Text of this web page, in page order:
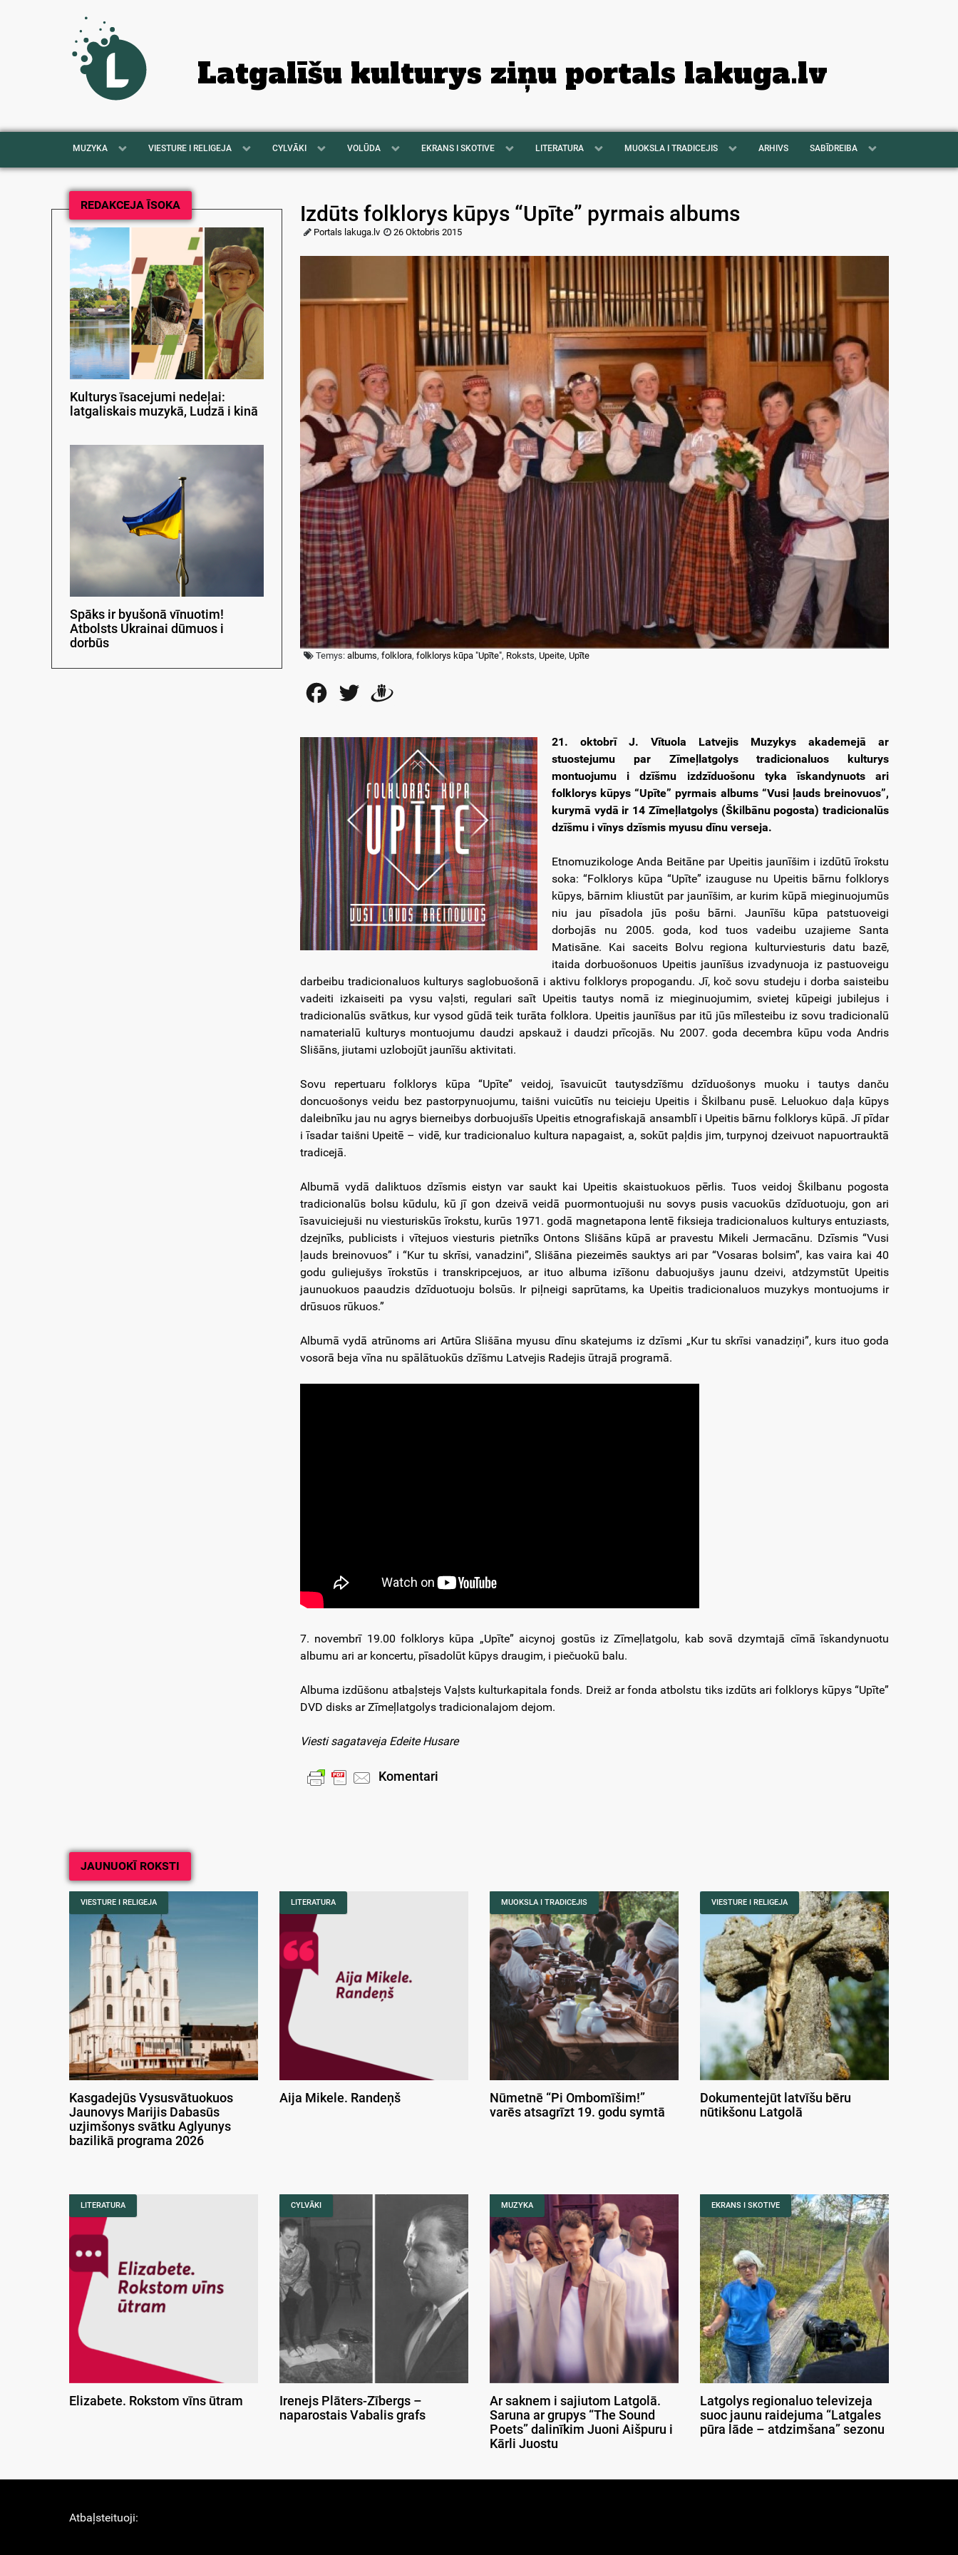
Latgalīšu kulturys ziņu portals lakuga.lv
MUZYKA VIESTURE I RELIGEJA CYLVĀKI VOLŪDA EKRANS I SKOTIVE LITERATURA MUOKSLA I TRADICEJIS ARHIVS SABĪDREIBA
REDAKCEJA ĪSOKA
Kulturys īsacejumi nedeļai:
latgaliskais muzykā, Ludzā i kinā
Spāks ir byušonā vīnuotim!
Atbolsts Ukrainai dūmuos i
dorbūs
Izdūts folklorys kūpys “Upīte” pyrmais albums
Portals lakuga.lv 26 Oktobris 2015
Temys: albums, folklora, folklorys kūpa "Upīte", Roksts, Upeite, Upīte
FacebookTwitter
21. oktobrī J. Vītuola Latvejis Muzykys akademejā ar
stuostejumu par Zīmeļlatgolys tradicionaluos kulturys
montuojumu i dzīšmu izdzīduošonu tyka īskandynuots ari
folklorys kūpys “Upīte” pyrmais albums “Vusi ļauds breinovuos”,
kurymā vydā ir 14 Zīmeļlatgolys (Škilbānu pogosta) tradicionalūs
dzīšmu i vīnys dzīsmis myusu dīnu verseja.
Etnomuzikologe Anda Beitāne par Upeitis jaunīšim i izdūtū īrokstu
soka: “Folklorys kūpa “Upīte” izauguse nu Upeitis bārnu folklorys
kūpys, bārnim kliustūt par jaunīšim, ar kurim kūpā mieginuojumūs
niu jau pīsadola jūs pošu bārni. Jaunīšu kūpa patstuoveigi
dorbojās nu 2005. goda, kod tuos vadeibu uzajieme Santa
Matisāne. Kai saceits Bolvu regiona kulturviesturis datu bazē,
itaida dorbuošonuos Upeitis jaunīšus izvadynuoja iz pastuoveigu
darbeibu tradicionaluos kulturys saglobuošonā i aktivu folklorys propogandu. Jī, koč sovu studeju i dorba saisteibu
vadeiti izkaiseiti pa vysu vaļsti, regulari saīt Upeitis tautys nomā iz mieginuojumim, svietej kūpeigi jubilejus i
tradicionalūs svātkus, kur vysod gūdā teik turāta folklora. Upeitis jaunīšus par itū jūs mīlesteibu iz sovu tradicionalū
namaterialū kulturys montuojumu daudzi apskauž i daudzi prīcojās. Nu 2007. goda decembra kūpu voda Andris
Slišāns, jiutami uzlobojūt jaunīšu aktivitati.
Sovu repertuaru folklorys kūpa “Upīte” veidoj, īsavuicūt tautysdzīšmu dzīduošonys muoku i tautys danču
doncuošonys veidu bez pastorpynuojumu, taišni vuicūtīs nu teicieju Upeitis i Škilbanu pusē. Leluokuo daļa kūpys
daleibnīku jau nu agrys bierneibys dorbuojušīs Upeitis etnografiskajā ansamblī i Upeitis bārnu folklorys kūpā. Jī pīdar
i īsadar taišni Upeitē – vidē, kur tradicionaluo kultura napagaist, a, sokūt paļdis jim, turpynoj dzeivuot napuortrauktā
tradicejā.
Albumā vydā daliktuos dzīsmis eistyn var saukt kai Upeitis skaistuokuos pērlis. Tuos veidoj Škilbanu pogosta
tradicionalūs bolsu kūdulu, kū jī gon dzeivā veidā puormontuojuši nu sovys pusis vacuokūs dzīduotuoju, gon ari
īsavuiciejuši nu viesturiskūs īrokstu, kurūs 1971. godā magnetapona lentē fiksieja tradicionaluos kulturys entuziasts,
dzejnīks, publicists i vītejuos viesturis pietnīks Ontons Slišāns kūpā ar pravestu Mikeli Jermacānu. Dzīsmis “Vusi
ļauds breinovuos” i “Kur tu skrīsi, vanadzini”, Slišāna piezeimēs sauktys ari par “Vosaras bolsim”, kas vaira kai 40
godu guliejušys īrokstūs i transkripcejuos, ar ituo albuma izīšonu dabuojušys jaunu dzeivi, atdzymstūt Upeitis
jaunuokuos paaudzis dzīduotuoju bolsūs. Ir piļneigi saprūtams, ka Upeitis tradicionaluos muzykys montuojums ir
drūsuos rūkuos.”
Albumā vydā atrūnoms ari Artūra Slišāna myusu dīnu skatejums iz dzīsmi „Kur tu skrīsi vanadziņi”, kurs ituo goda
vosorā beja vīna nu spālātuokūs dzīšmu Latvejis Radejis ūtrajā programā.
7. novembrī 19.00 folklorys kūpa „Upīte” aicynoj gostūs iz Zīmeļlatgolu, kab sovā dzymtajā cīmā īskandynuotu
albumu ari ar koncertu, pīsadolūt kūpys draugim, i piečuokū balu.
Albuma izdūšonu atbaļstejs Vaļsts kulturkapitala fonds. Dreiž ar fonda atbolstu tiks izdūts ari folklorys kūpys “Upīte”
DVD disks ar Zīmeļlatgolys tradicionalajom dejom.
Viesti sagataveja Edeite Husare
Komentari
JAUNUOKĪ ROKSTI
VIESTURE I RELIGEJA
Kasgadejūs Vysusvātuokuos
Jaunovys Marijis Dabasūs
uzjimšonys svātku Aglyunys
bazilikā programa 2026
LITERATURA
Aija Mikele. Randeņš
MUOKSLA I TRADICEJIS
Nūmetnē “Pi Ombomīšim!”
varēs atsagrīzt 19. godu symtā
VIESTURE I RELIGEJA
Dokumentejūt latvīšu bēru
nūtikšonu Latgolā
LITERATURA
Elizabete. Rokstom vīns ūtram
CYLVĀKI
Irenejs Plāters-Zībergs –
naparostais Vabalis grafs
MUZYKA
Ar saknem i sajiutom Latgolā.
Saruna ar grupys “The Sound
Poets” dalinīkim Juoni Aišpuru i
Kārli Juostu
EKRANS I SKOTIVE
Latgolys regionaluo televizeja
suoc jaunu raidejuma “Latgales
pūra lāde – atdzimšana” sezonu
Atbaļsteituoji: